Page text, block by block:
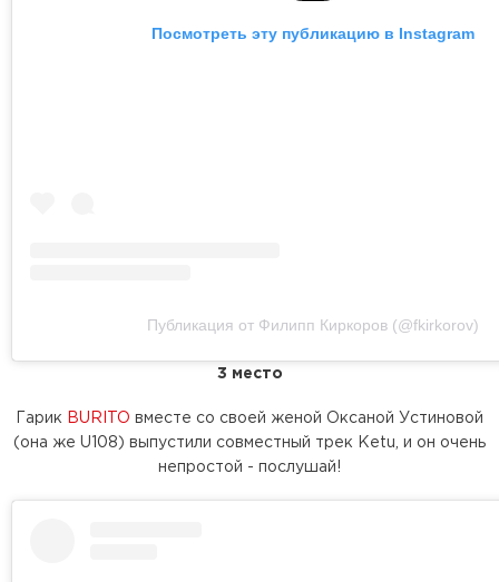
Посмотреть эту публикацию в Instagram
Публикация от Филипп Киркоров (@fkirkorov)
3 место
Гарик BURITO вместе со своей женой Оксаной Устиновой
(она же U108) выпустили совместный трек Ketu, и он очень
непростой - послушай!